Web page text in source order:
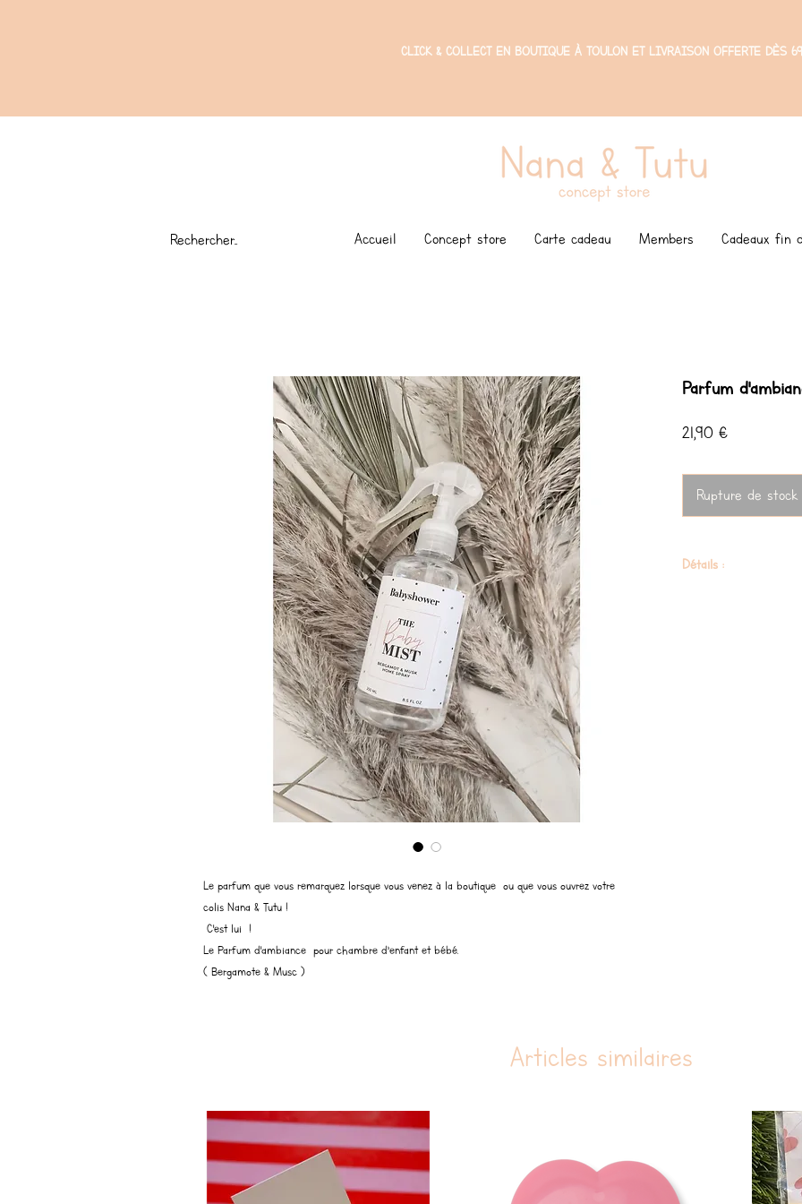
CLICK & COLLECT EN BOUTIQUE À TOULON ET LIVRAISON OFFERTE DÈS
Accueil Concept store Carte cadeau Members Cadeaux fin
Le parfum que vous remarquez lorsque vous venez à la boutique ou que vous ouvrez votre
colis Nana & Tutu !
C'est lui !
Le Parfum d'ambiance pour chambre d’enfant et bébé.
( Bergamote & Musc )
Parfum
21,90 €Prix
Rupture de stock
Détails :
Articles similaires